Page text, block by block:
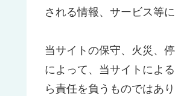
される情報、サービス等
当サイトの保守、火災、
によって、当サイトによ
ら責任を負うものではあり